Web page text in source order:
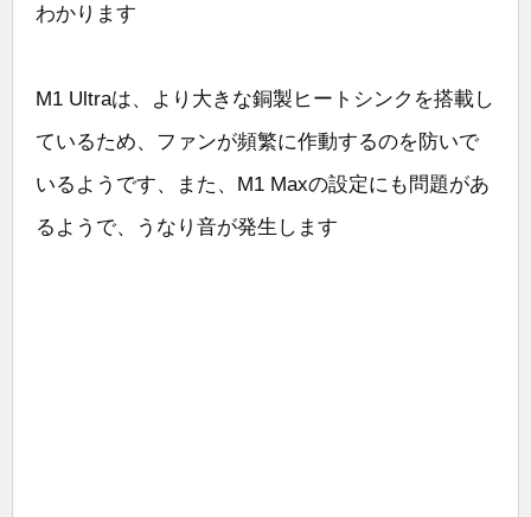
わかります
M1 Ultraは、より大きな銅製ヒートシンクを搭載し
ているため、ファンが頻繁に作動するのを防いで
いるようです、また、M1 Maxの設定にも問題があ
るようで、うなり音が発生します